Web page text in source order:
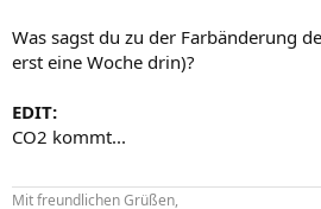
Was sagst du zu der Farbänderung
erst eine Woche drin)?
EDIT:
CO2 kommt...
Mit freundlichen Grüßen,